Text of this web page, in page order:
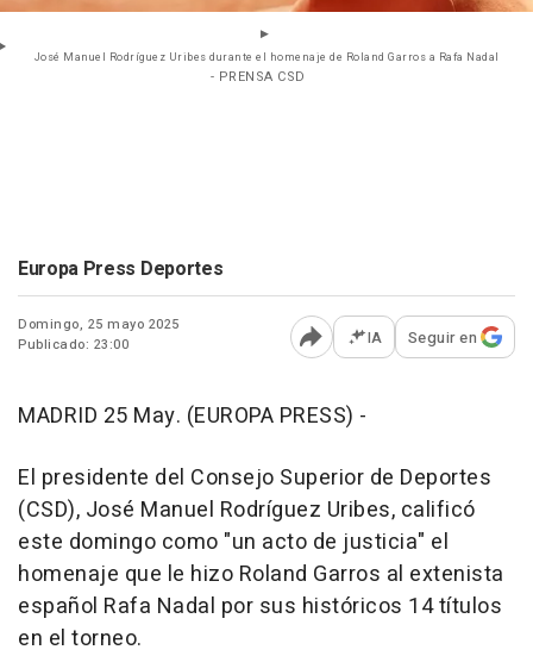
José Manuel Rodríguez Uribes durante el homenaje de Roland Garros a Rafa Nadal
- PRENSA CSD
Europa Press Deportes
Domingo, 25 mayo 2025
Publicado: 23:00
Abrir opciones para
IA Seguir en
MADRID 25 May. (EUROPA PRESS) -
El presidente del Consejo Superior de Deportes
(CSD), José Manuel Rodríguez Uribes, calificó
este domingo como "un acto de justicia" el
homenaje que le hizo Roland Garros al extenista
español Rafa Nadal por sus históricos 14 títulos
en el torneo.